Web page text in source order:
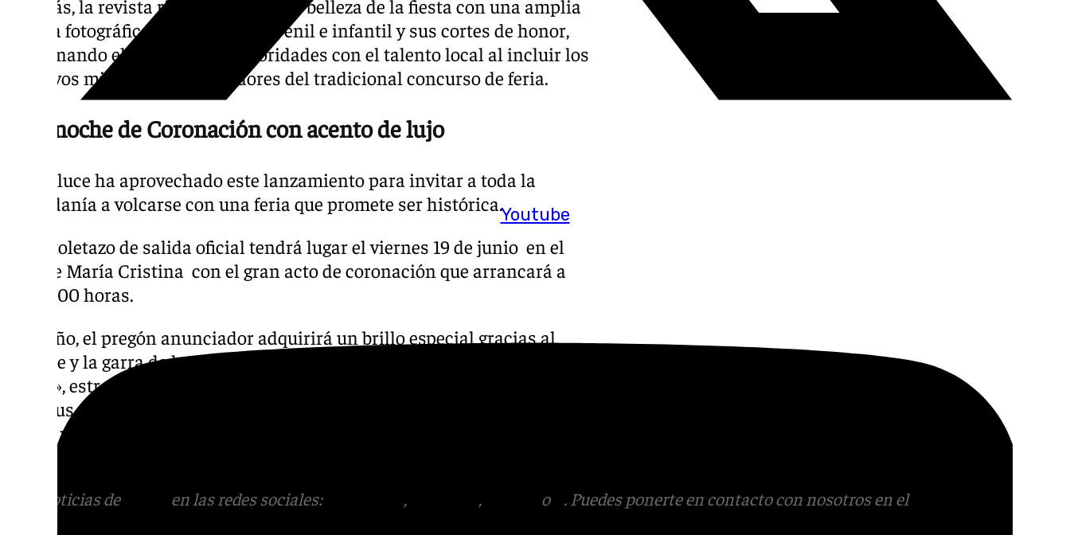
Youtube
Además, la revista rinde honores a la belleza de la fiesta con una amplia
galería fotográfica de las reinas juvenil e infantil y sus cortes de honor,
combinando el fervor de las autoridades con el talento local al incluir los
emotivos microrrelatos ganadores del tradicional concurso de feria.
Una noche de Coronación con acento de lujo
Landaluce ha aprovechado este lanzamiento para invitar a toda la
ciudadanía a volcarse con una feria que promete ser histórica.
El pistoletazo de salida oficial tendrá lugar el viernes 19 de junio en el
Parque María Cristina con el gran acto de coronación que arrancará a
las 22.00 horas.
Este año, el pregón anunciador adquirirá un brillo especial gracias al
duende y la garra de la consagrada artista María Lucía Sánchez Benítez
«Malú», estrechamente vinculada a Algeciras por sus raíces familiares.
Tras sus palabras, la magia de la primera noche se cerrará con un broche
de oro por bulerías, el preludio perfecto para el derroche de color,
Más noticias de en las redes sociales: , , o
. Puedes ponerte en contacto con nosotros en el